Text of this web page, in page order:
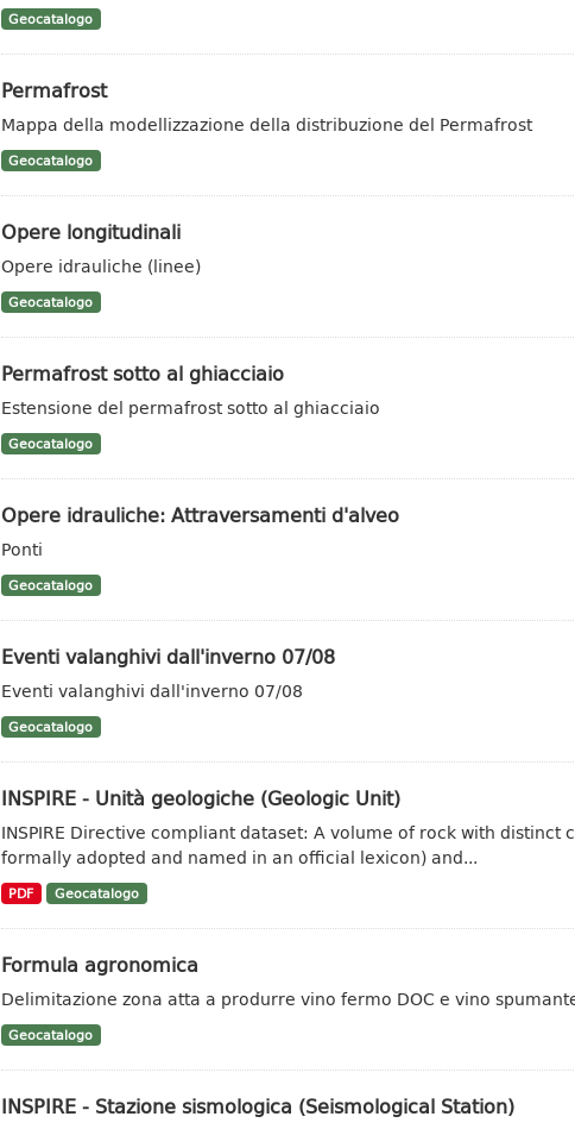
Geocatalogo
Permafrost
Mappa della modellizzazione della distribuzione del Permafrost
Geocatalogo
Opere longitudinali
Opere idrauliche (linee)
Geocatalogo
Permafrost sotto al ghiacciaio
Estensione del permafrost sotto al ghiacciaio
Geocatalogo
Opere idrauliche: Attraversamenti d'alveo
Ponti
Geocatalogo
Eventi valanghivi dall'inverno 07/08
Eventi valanghivi dall'inverno 07/08
Geocatalogo
INSPIRE - Unità geologiche (Geologic Unit)
INSPIRE Directive compliant dataset: A volume of rock with
formally adopted and named in an official lexicon) and...
PDF Geocatalogo
Formula agronomica
Delimitazione zona atta a produrre vino fermo DOC e vino
Geocatalogo
INSPIRE - Stazione sismologica (Seismological Station)